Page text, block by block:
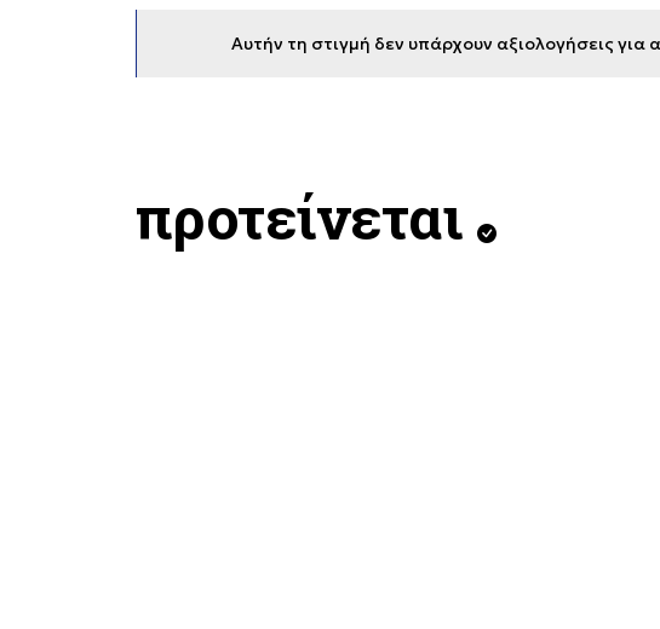
Αυτήν τη στιγμή δεν υπάρχουν αξιολογήσεις
προτείνεται